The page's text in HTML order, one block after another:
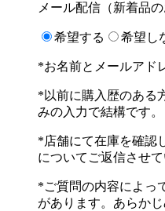
メール配信（新着品の
希望する 希望し
*お名前とメールアド
*以前に購入歴のある
みの入力で結構です。
*店舗にて在庫を確認
についてご返信させて
*ご質問の内容によっ
があります。あらかじ